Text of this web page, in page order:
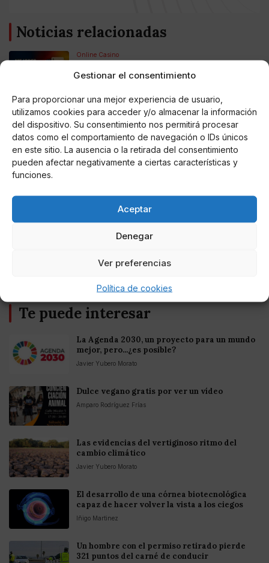
Gestionar el consentimiento
Para proporcionar una mejor experiencia de usuario,
utilizamos cookies para acceder y/o almacenar la información
del dispositivo. Su consentimiento nos permitirá procesar
datos como el comportamiento de navegación o IDs únicos
en este sitio. La ausencia o la retirada del consentimiento
pueden afectar negativamente a ciertas características y
funciones.
Aceptar
Denegar
Ver preferencias
Política de cookies
Noticias relacionadas
Online Casino
Colombia 2025: Bitcoin Casinos
Mejores Casinos Online con Bitcoin y
Criptomonedas en Argentina 2025
Online Casino
Fortnite regresa para iOS en la Unión
Te puede interesar
La Agenda 2030, un proyecto para un mundo
mejor, pero...¿es posible?
Javier Yubero Morato
Dulce vegano gratis por ver un vídeo
Amparo Rodríguez Frías
Las evidencias del vertiginoso ritmo del
cambio climático
Javier Yubero Morato
El desarrollo de una córnea biotecnológica
capaz de hacer volver la vista a los ciegos
Iñigo Martinez
Un hombre con el permiso retirado pierde
321 puntos del carné de conducir